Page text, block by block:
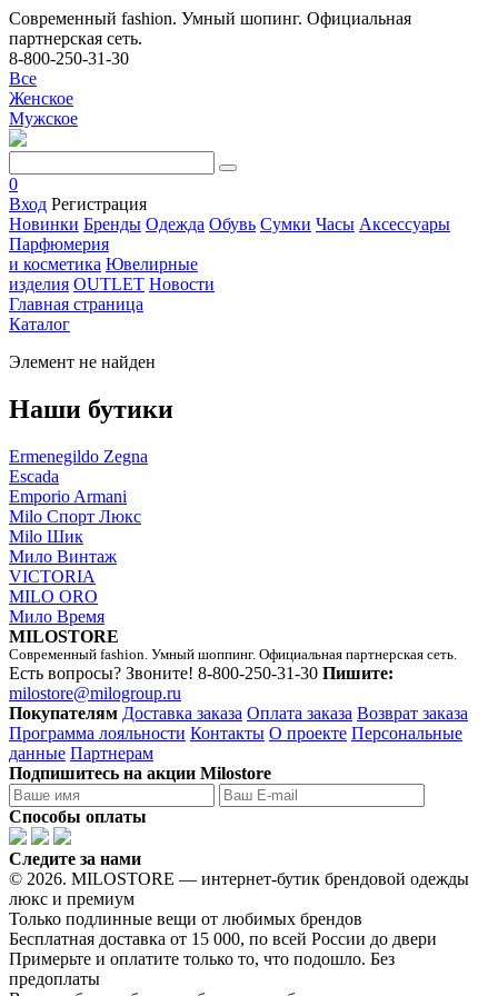
Современный fashion. Умный шопинг. Официальная
партнерская сеть.
8-800-250-31-30
Все
Женское
Мужское
0
Вход Регистрация
Новинки Бренды Одежда Обувь Сумки Часы Аксессуары
Парфюмерия
и косметика Ювелирные
изделия OUTLET Новости
Главная страница
Каталог
Элемент не найден
Наши бутики
Ermenegildo Zegna
Escada
Emporio Armani
Milo Спорт Люкс
Milo Шик
Мило Винтаж
VICTORIA
MILO ORO
Мило Время
MILOSTORE
Современный fashion. Умный шоппинг. Официальная партнерская сеть.
Есть вопросы? Звоните! 8-800-250-31-30 Пишите:
milostore@milogroup.ru
Покупателям Доставка заказа Оплата заказа Возврат заказа
Программа лояльности Контакты О проекте Персональные
данные Партнерам
Подпишитесь на акции Milostore
Способы оплаты
Следите за нами
© 2026. MILOSTORE — интернет-бутик брендовой одежды
люкс и премиум
Только подлинные вещи от любимых брендов
Бесплатная доставка от 15 000, по всей России до двери
Примерьте и оплатите только то, что подошло. Без
предоплаты